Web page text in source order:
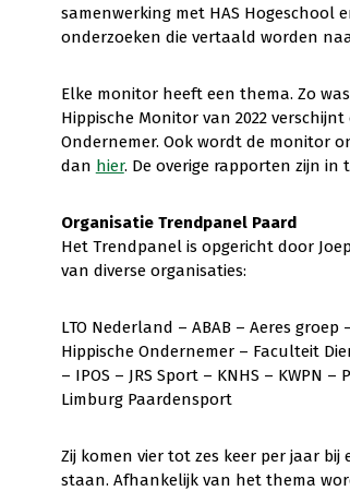
samenwerking met HAS Hogeschool
onderzoeken die vertaald worden
Elke monitor heeft een thema. Zo
Hippische Monitor van 2022
Ondernemer. Ook wordt de monitor
dan hier. De overige rapporten zijn in
Organisatie Trendpanel Paard
Het Trendpanel is opgericht door
van diverse organisaties:
LTO Nederland – ABAB – Aeres
Hippische Ondernemer – Faculteit
– IPOS – JRS Sport – KNHS – KWPN
Limburg Paardensport
Zij komen vier tot zes keer per jaar
staan. Afhankelijk van het thema